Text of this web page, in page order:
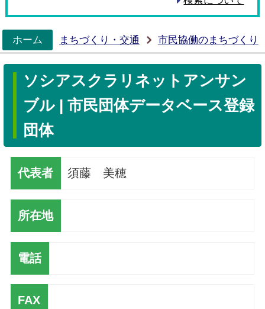
ホーム
まちづくり・交通 市民協働のまちづくり
ソシアスクラリネットアンサン
ブル | 市民団体データベース登録
団体
代表者 須藤 美穂
所在地
電話
FAX